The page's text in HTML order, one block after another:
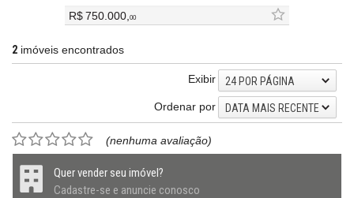
R$ 750.000,00
2 imóveis encontrados
Exibir
24 POR PÁGINA
Ordenar por
DATA MAIS RECENTE
(nenhuma avaliação)
Quer vender seu imóvel?
Cadastre-se e anuncie conosco